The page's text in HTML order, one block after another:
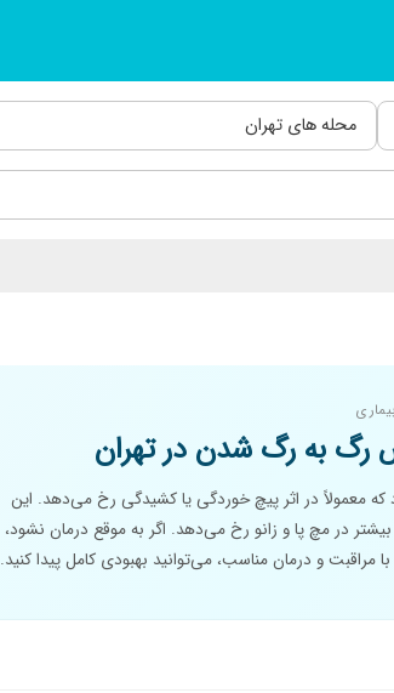
محله های تهران
بیماری
به رگ شدن در تهران
معمولاً در اثر پیچ خوردگی یا کشیدگی رخ می‌دهد. این
در مچ پا و زانو رخ می‌دهد. اگر به موقع درمان نشود،
و درمان مناسب، می‌توانید بهبودی کامل پیدا کنید.